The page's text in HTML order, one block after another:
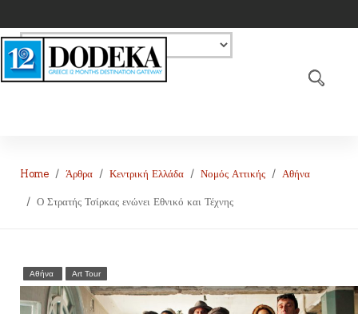
Home Άρθρα Κεντρική Ελλάδα Νομός Αττικής Αθήνα
Ο Στρατής Τσίρκας ενώνει Εθνικό και Τέχνης
Αθήνα Art Tour